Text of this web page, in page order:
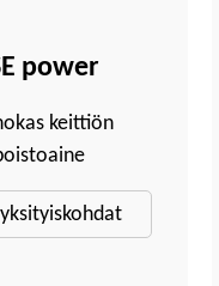
power
keittiön